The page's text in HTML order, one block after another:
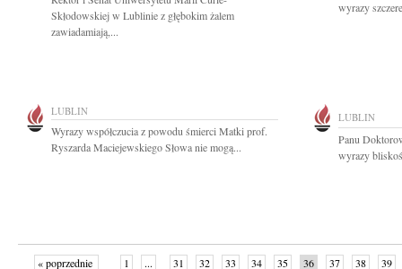
Skłodowskiej w Lublinie z głębokim żalem
zawiadamiają,...
wyrazy
LUBLIN
Wyrazy współczucia z powodu śmierci Matki prof.
Ryszarda Maciejewskiego Słowa nie mogą...
LUBLIN
Panu
wyrazy
« poprzednie 1 ... 31 32 33 34 35 36 37 38 39